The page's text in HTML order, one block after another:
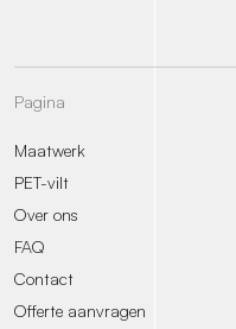
Pagina
Maatwerk
PET-vilt
Over ons
FAQ
Contact
Offerte aanvragen